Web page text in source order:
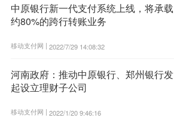
中原银行新一代支付系统上线，将承载
约80%的跨行转账业务
移动支付网 | 2022/7/29 14:08:32
河南政府：推动中原银行、郑州银行发
起设立理财子公司
移动支付网 | 2022/1/20 9:46:16